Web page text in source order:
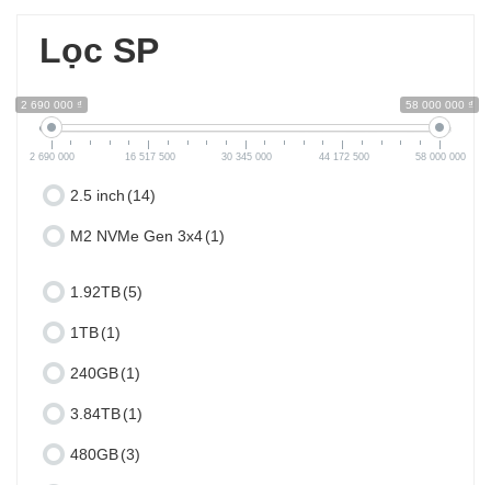
Lọc SP
2 690 000 ₫ 58 000 000 ₫
2 690 000 16 517 500 30 345 000 44 172 500 58 000 000
2.5 inch (14)
M2 NVMe Gen 3x4(1)
1.92TB(5)
1TB(1)
240GB(1)
3.84TB(1)
480GB(3)